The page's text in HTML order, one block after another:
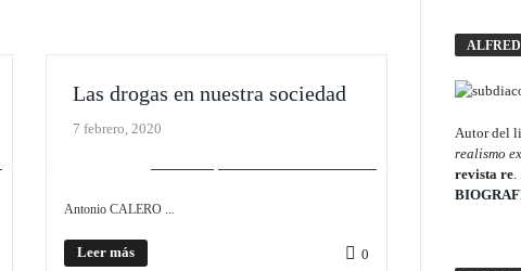
Las drogas en nuestra sociedad
7 febrero, 2020
Antonio CALERO ...
Leer más 0
Autor del
realismo
revista re.